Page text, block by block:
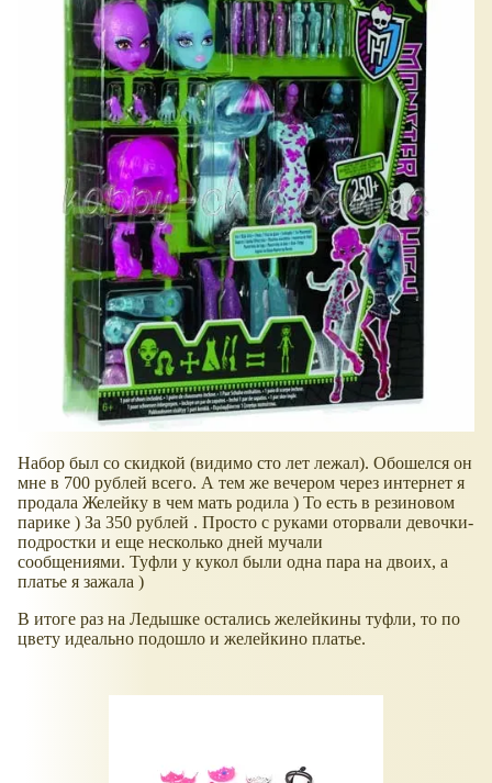
Набор был со скидкой (видимо сто лет лежал). Обошелся он
мне в 700 рублей всего. А тем же вечером через интернет я
продала Желейку в чем мать родила ) То есть в резиновом
парике ) За 350 рублей . Просто с руками оторвали девочки-
подростки и еще несколько дней мучали
сообщениями. Туфли у кукол были одна пара на двоих, а
платье я зажала )
В итоге раз на Ледышке остались желейкины туфли, то по
цвету идеально подошло и желейкино платье.